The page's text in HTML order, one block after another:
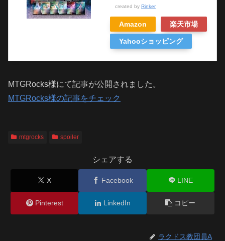
created by Rinker
Amazon 楽天市場
Yahooショッピング
MTGRocks様にて記事が公開されました。
MTGRocks様の記事をチェック
mtgrocks spoiler
シェアする
X Facebook LINE
Pinterest LinkedIn コピー
ラクドス教団員A